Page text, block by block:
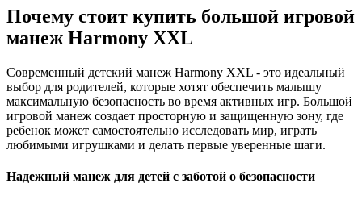
Почему стоит купить большой игровой
манеж Harmony XXL
Современный детский манеж Harmony XXL - это идеальный
выбор для родителей, которые хотят обеспечить малышу
максимальную безопасность во время активных игр. Большой
игровой манеж создает просторную и защищенную зону, где
ребенок может самостоятельно исследовать мир, играть
любимыми игрушками и делать первые уверенные шаги.
Надежный манеж для детей с заботой о безопасности